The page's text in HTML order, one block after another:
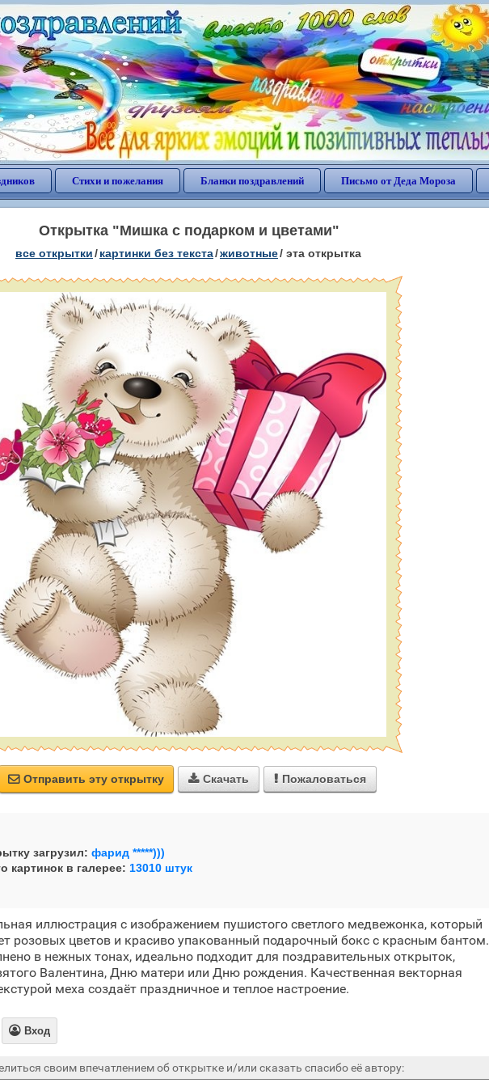
Стихи и пожелания Бланки поздравлений Письмо от Деда Мороза
Открытка "Мишка с подарком и цветами"
все открытки/картинки без текста/животные/ эта открытка
 Отправить эту открытку  Скачать  Пожаловаться
загрузил: фарид *****)))
картинок в галерее: 13010 штук
иллюстрация с изображением пушистого светлого медвежонка, который
розовых цветов и красиво упакованный подарочный бокс с красным бантом.
в нежных тонах, идеально подходит для поздравительных открыток,
Валентина, Дню матери или Дню рождения. Качественная векторная
меха создаёт праздничное и теплое настроение.
 Вход
своим впечатлением об открытке и/или сказать спасибо её автору: